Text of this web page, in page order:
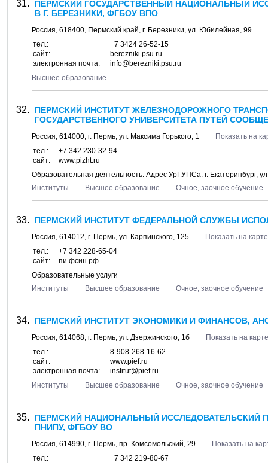
ПЕРМСКИЙ ГОСУДАРСТВЕННЫЙ НАЦИОНАЛЬНЫЙ
В Г. БЕРЕЗНИКИ, ФГБОУ ВПО
Россия, 618400, Пермский край, г. Березники, ул. Юбилейная, 99
тел.:
+7 3424 26-52-15
сайт:
berezniki.psu.ru
электронная почта:
info@berezniki.psu.ru
Высшее образование
ПЕРМСКИЙ ИНСТИТУТ ЖЕЛЕЗНОДОРОЖНОГО
ГОСУДАРСТВЕННОГО УНИВЕРСИТЕТА ПУТЕЙ
Россия, 614000, г. Пермь, ул. Максима Горького, 1
Показать на
тел.:
+7 342 230-32-94
сайт:
www.pizht.ru
Образовательная деятельность. Адрес УрГУПСа: г. Екатеринбург,
Институты
Высшее образование Очное, заочное обучение
ПЕРМСКИЙ ИНСТИТУТ ФЕДЕРАЛЬНОЙ СЛУЖБЫ
Россия, 614012, г. Пермь, ул. Карпинского, 125
Показать на карте
тел.:
+7 342 228-65-04
сайт:
пи.фсин.рф
Образовательные услуги
Институты
Высшее образование Очное, заочное обучение
ПЕРМСКИЙ ИНСТИТУТ ЭКОНОМИКИ И ФИНАНСОВ,
Россия, 614068, г. Пермь, ул. Дзержинского, 1б
Показать на карте
тел.:
8-908-268-16-62
сайт:
www.pief.ru
электронная почта:
institut@pief.ru
Институты
Высшее образование Очное, заочное обучение
ПЕРМСКИЙ НАЦИОНАЛЬНЫЙ ИССЛЕДОВАТЕЛЬСКИЙ
ПНИПУ, ФГБОУ ВО
Россия, 614990, г. Пермь, пр. Комсомольский, 29
Показать на
тел.:
+7 342 219-80-67